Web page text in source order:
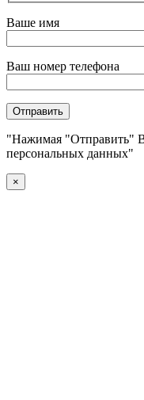
Ваше имя
Ваш номер телефона
"Нажимая "Отправить"
персональных данных"
×